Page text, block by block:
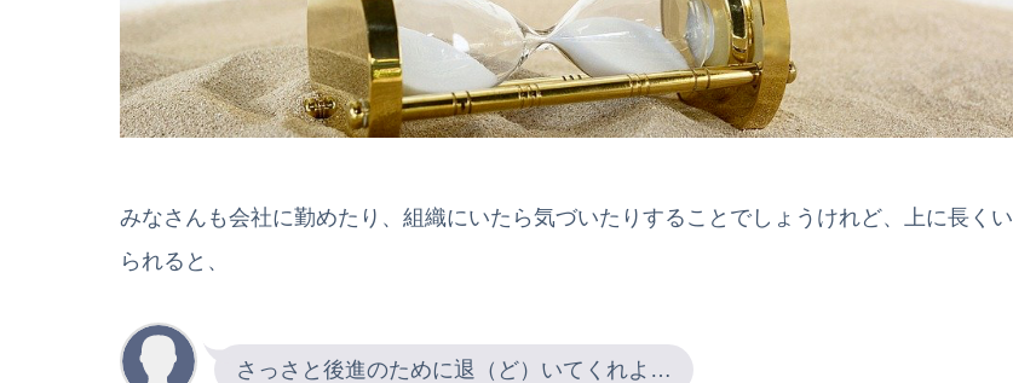
みなさんも会社に勤めたり、組織にいたら気づいたりすることでしょうけれど、上に長くい
られると、
さっさと後進のために退（ど）いてくれよ…